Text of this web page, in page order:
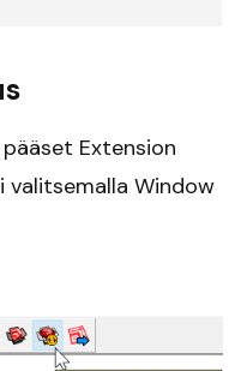
pääset Extension
valitsemalla Window